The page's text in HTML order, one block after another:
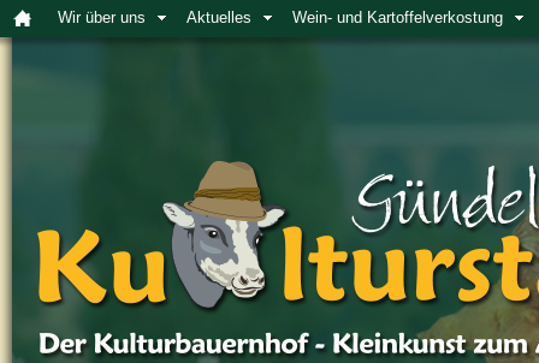
Wir über uns Aktuelles Wein- und Kartoffelverkostung